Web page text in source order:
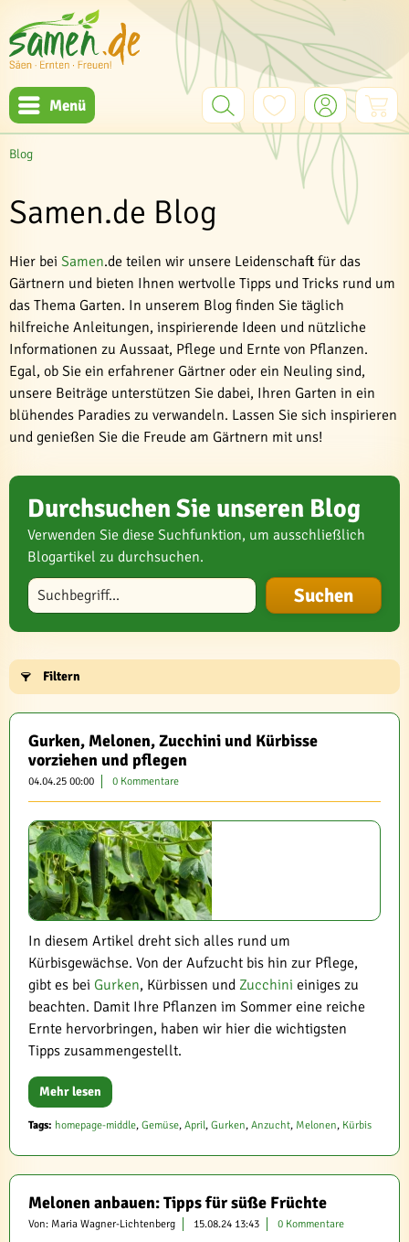
Menü
Blog
Samen.de Blog
Hier bei Samen.de teilen wir unsere Leidenschaft für das
Gärtnern und bieten Ihnen wertvolle Tipps und Tricks rund um
das Thema Garten. In unserem Blog finden Sie täglich
hilfreiche Anleitungen, inspirierende Ideen und nützliche
Informationen zu Aussaat, Pflege und Ernte von Pflanzen.
Egal, ob Sie ein erfahrener Gärtner oder ein Neuling sind,
unsere Beiträge unterstützen Sie dabei, Ihren Garten in ein
blühendes Paradies zu verwandeln. Lassen Sie sich inspirieren
und genießen Sie die Freude am Gärtnern mit uns!
Durchsuchen Sie unseren Blog
Verwenden Sie diese Suchfunktion, um ausschließlich
Blogartikel zu durchsuchen.
Blog durchsuchen
Filtern
Gurken, Melonen, Zucchini und Kürbisse
vorziehen und pflegen
04.04.25 00:00 0 Kommentare
In diesem Artikel dreht sich alles rund um
Kürbisgewächse. Von der Aufzucht bis hin zur Pflege,
gibt es bei Gurken, Kürbissen und Zucchini einiges zu
beachten. Damit Ihre Pflanzen im Sommer eine reiche
Ernte hervorbringen, haben wir hier die wichtigsten
Tipps zusammengestellt.
Mehr lesen
Tags: homepage-middle, Gemüse, April, Gurken, Anzucht, Melonen, Kürbis
Melonen anbauen: Tipps für süße Früchte
Von: Maria Wagner-Lichtenberg 15.08.24 13:43 0 Kommentare